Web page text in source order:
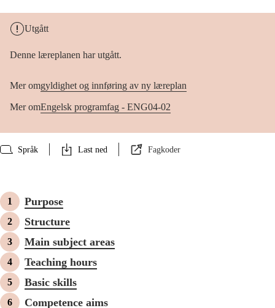
Utgått
Denne læreplanen har utgått.
Mer omgyldighet og innføring av ny læreplan
Mer omEngelsk programfag - ENG04-02
Språk Last ned Fagkoder
Purpose
Structure
Main subject areas
Teaching hours
Basic skills
Competence aims